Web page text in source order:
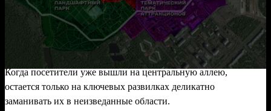
Когда посетители уже вышли на центральную аллею,
остается только на ключевых развилках деликатно
заманивать их в неизведанные области.